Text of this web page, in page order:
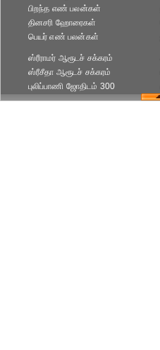
பிறந்த எண் பலன்கள்
தினசரி ஹோரைகள்
பெயர் எண் பலன்கள்
ஸ்ரீராமர் ஆரூடச் சக்கரம்
ஸ்ரீசீதா ஆரூடச் சக்கரம்
புலிப்பாணி ஜோதிடம் 300